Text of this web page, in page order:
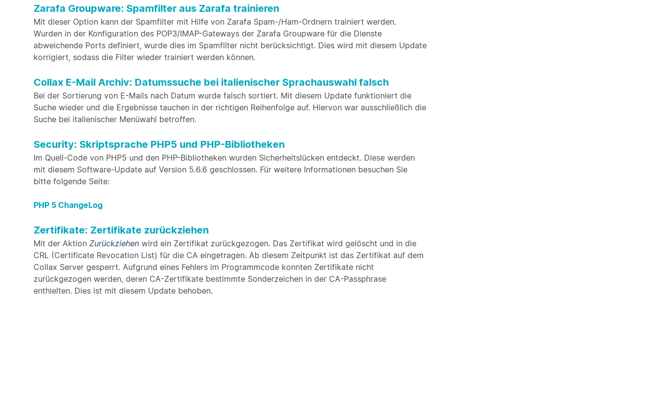
Zarafa Groupware: Spamfilter aus Zarafa trainieren
Mit dieser Option kann der Spamfilter mit Hilfe von Zarafa Spam-/Ham-Ordnern trainiert werden.
Wurden in der Konfiguration des POP3/IMAP-Gateways der Zarafa Groupware für die Dienste
abweichende Ports definiert, wurde dies im Spamfilter nicht berücksichtigt. Dies wird mit diesem Update
korrigiert, sodass die Filter wieder trainiert werden können.
Collax E-Mail Archiv: Datumssuche bei italienischer Sprachauswahl falsch
Bei der Sortierung von E-Mails nach Datum wurde falsch sortiert. Mit diesem Update funktioniert die
Suche wieder und die Ergebnisse tauchen in der richtigen Reihenfolge auf. Hiervon war ausschließlich die
Suche bei italienischer Menüwahl betroffen.
Security: Skriptsprache PHP5 und PHP-Bibliotheken
Im Quell-Code von PHP5 und den PHP-Bibliotheken wurden Sicherheitslücken entdeckt. Diese werden
mit diesem Software-Update auf Version 5.6.6 geschlossen. Für weitere Informationen besuchen Sie
bitte folgende Seite:
PHP 5 ChangeLog
Zertifikate: Zertifikate zurückziehen
Mit der Aktion Zurückziehen wird ein Zertifikat zurückgezogen. Das Zertifikat wird gelöscht und in die
CRL (Certificate Revocation List) für die CA eingetragen. Ab diesem Zeitpunkt ist das Zertifikat auf dem
Collax Server gesperrt. Aufgrund eines Fehlers im Programmcode konnten Zertifikate nicht
zurückgezogen werden, deren CA-Zertifikate bestimmte Sonderzeichen in der CA-Passphrase
enthielten. Dies ist mit diesem Update behoben.